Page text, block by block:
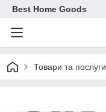
Best Home Goods
Товари та послуги